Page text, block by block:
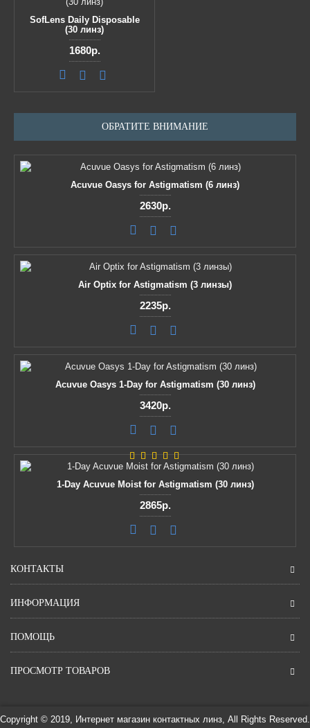
SofLens Daily Disposable
(30 линз)
1680р.
ОБРАТИТЕ ВНИМАНИЕ
Acuvue Oasys for Astigmatism (6 линз)
2630р.
Air Optix for Astigmatism (3 линзы)
2235р.
Acuvue Oasys 1-Day for Astigmatism (30 линз)
3420р.
1-Day Acuvue Moist for Astigmatism (30 линз)
2865р.
КОНТАКТЫ
ИНФОРМАЦИЯ
ПОМОЩЬ
ПРОСМОТР ТОВАРОВ
Copyright © 2019, Интернет магазин контактных линз, All Rights Reserved.